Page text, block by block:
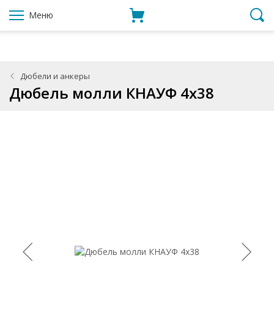
Меню
Дюбели и анкеры
Дюбель молли КНАУФ 4x38